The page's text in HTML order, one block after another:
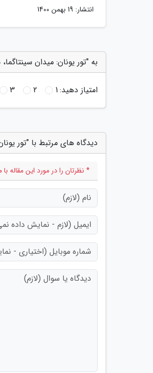
انتشار: 19 بهمن 1400
به "تور یونان: میدان
امتیاز دهید:1
2
3
دیدگاه های مرتبط با "تور
* نظرتان را در مورد این مقاله با